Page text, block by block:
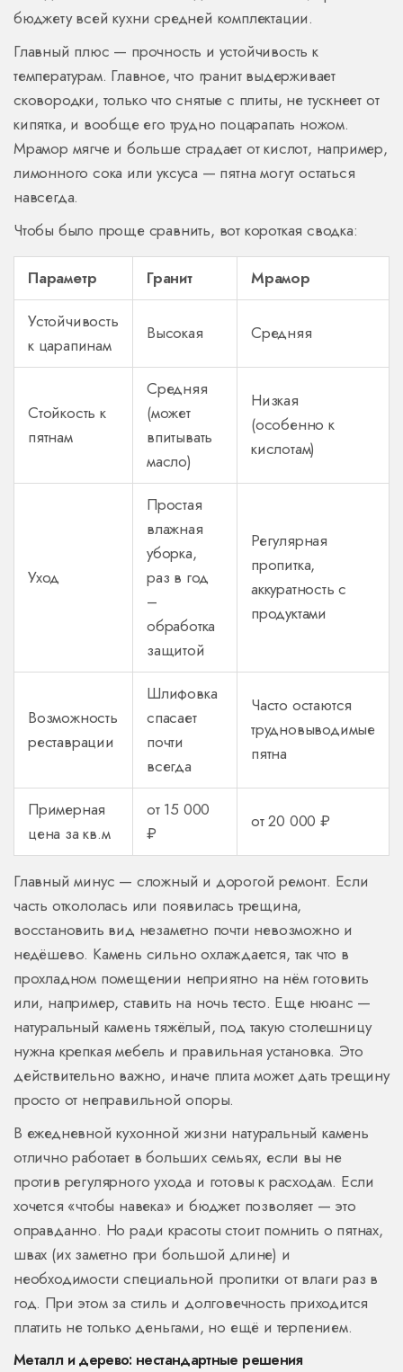
бюджету всей кухни средней комплектации.
Главный плюс — прочность и устойчивость к
температурам. Главное, что гранит выдерживает
сковородки, только что снятые с плиты, не тускнеет от
кипятка, и вообще его трудно поцарапать ножом.
Мрамор мягче и больше страдает от кислот, например,
лимонного сока или уксуса — пятна могут остаться
навсегда.
Чтобы было проще сравнить, вот короткая сводка:
Параметр Гранит
Мрамор
Устойчивость
к царапинам
Высокая Средняя
Стойкость к
пятнам
Средняя
(может
впитывать
масло)
Низкая
(особенно к
кислотам)
Уход
Простая
влажная
уборка,
раз в год
–
обработка
защитой
Регулярная
пропитка,
аккуратность с
продуктами
Возможность
реставрации
Шлифовка
спасает
почти
всегда
Часто остаются
трудновыводимые
пятна
Примерная
цена за кв.м
от 15 000
₽
от 20 000 ₽
Главный минус — сложный и дорогой ремонт. Если
часть откололась или появилась трещина,
восстановить вид незаметно почти невозможно и
недёшево. Камень сильно охлаждается, так что в
прохладном помещении неприятно на нём готовить
или, например, ставить на ночь тесто. Еще нюанс —
натуральный камень тяжёлый, под такую столешницу
нужна крепкая мебель и правильная установка. Это
действительно важно, иначе плита может дать трещину
просто от неправильной опоры.
В ежедневной кухонной жизни натуральный камень
отлично работает в больших семьях, если вы не
против регулярного ухода и готовы к расходам. Если
хочется «чтобы навека» и бюджет позволяет — это
оправданно. Но ради красоты стоит помнить о пятнах,
швах (их заметно при большой длине) и
необходимости специальной пропитки от влаги раз в
год. При этом за стиль и долговечность приходится
платить не только деньгами, но ещё и терпением.
Металл и дерево: нестандартные решения